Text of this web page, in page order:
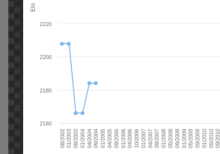
Elo
08/200201/200308/200301/200404/200409/200401/200504/200509/200501/200604/200610/200601/200704/200709/200701/200805/200809/200801/200905/200909/200901/201005/201009/
2160
2180
2200
2220